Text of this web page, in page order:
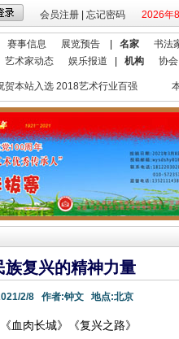
会员注册 忘记密码 2026年
赛事信息 展览预告 名家 书法
艺术家动态 娱乐报道 机构 协会
入选 2018艺术行业百强 本站
族复兴的精神力量
2/8 作者:钟文 地点:北京
肉长城》《复兴之路》